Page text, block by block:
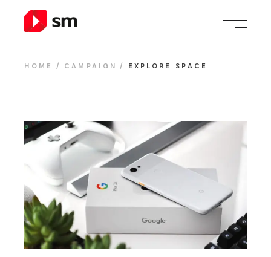
HOME CAMPAIGN EXPLORE SPACE